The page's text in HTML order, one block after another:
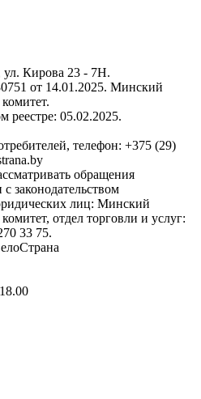
Кирова 23 - 7Н.
от 14.01.2025. Минский
реестре: 05.02.2025.
телефон: +375 (29)
обращения
законодательством
лиц: Минский
отдел торговли и услуг:
33 75.